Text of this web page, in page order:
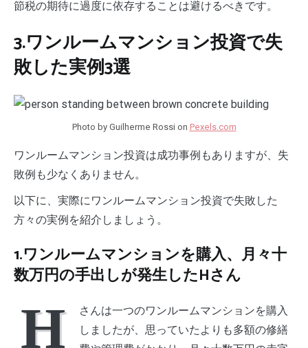
節税の期待に過度に依存することは避けるべきです。
3.ワンルームマンション投資で失
敗した実例3選
Photo by Guilherme Rossi on Pexels.com
ワンルームマンション投資は成功事例もありますが、失
敗例も少なくありません。
以下に、実際にワンルームマンション投資で失敗した
方々の実例を紹介しましょう。
1.ワンルームマンションを購入、月々十
数万円の手出しが発生したHさん
H
さんは一つのワンルームマンションを購入
しましたが、思っていたよりも多額の修繕